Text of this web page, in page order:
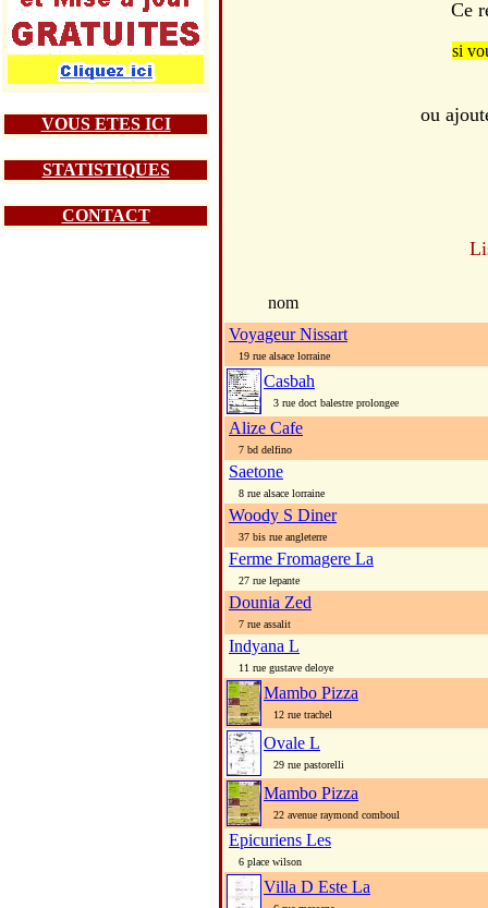
VOUS ETES ICI
STATISTIQUES
CONTACT
Ce
si
ou
nom
Voyageur Nissart
19 rue alsace lorraine
Casbah
3 rue doct balestre prolongee
Alize Cafe
7 bd delfino
Saetone
8 rue alsace lorraine
Woody S Diner
37 bis rue angleterre
Ferme Fromagere La
27 rue lepante
Dounia Zed
7 rue assalit
Indyana L
11 rue gustave deloye
Mambo Pizza
12 rue trachel
Ovale L
29 rue pastorelli
Mambo Pizza
22 avenue raymond comboul
Epicuriens Les
6 place wilson
Villa D Este La